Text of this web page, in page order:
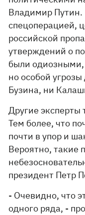
Владимир Путин.
спецоперацией,
российской
утверждений о
были одиозными,
но особой
Бузина, ни
Другие эксперты
Тем более, что
почти в упор и
Вероятно, такие
президент Петр
- Очевидно, что
одного ряда, -